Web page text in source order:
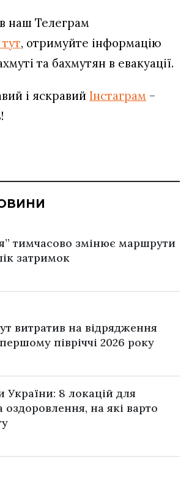
наш Телеграм
, отримуйте інформацію
та бахмутян в евакуації.
і яскравий Інстаграм –
тимчасово змінює маршрути
затримок
витратив на відрядження
півріччі 2026 року
України: 8 локацій для
оздоровлення, на які варто